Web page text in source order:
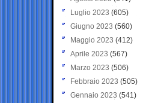
Luglio 2023 (605)
Giugno 2023 (560)
Maggio 2023 (412)
Aprile 2023 (567)
Marzo 2023 (506)
Febbraio 2023 (505)
Gennaio 2023 (541)